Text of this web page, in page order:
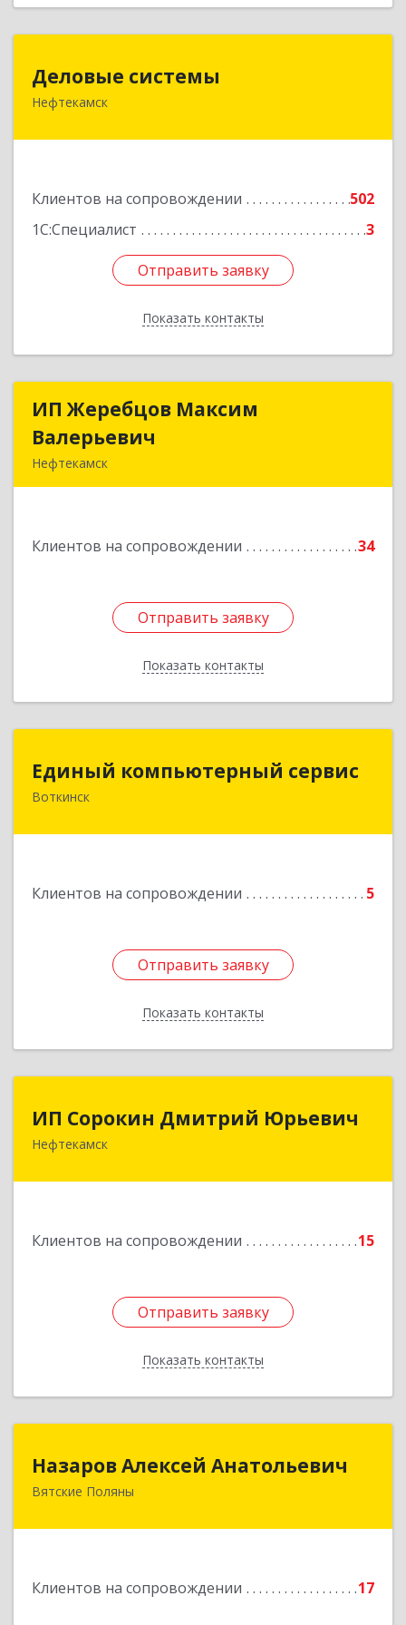
Деловые системы
Нефтекамск
Клиентов на сопровождении
502
1С:Специалист
3
Отправить заявку
Показать контакты
452689, Башкортостан Респ, Нефтекамск г,
Отправить заявку
Назад
ИП Жеребцов Максим
Валерьевич
Нефтекамск
Клиентов на сопровождении 34
Отправить заявку
Показать контакты
ИП Жеребцов Максим
Подробнее
Отправить заявку
Назад
Единый компьютерный сервис
Воткинск
Клиентов на сопровождении 5
Отправить заявку
Показать контакты
Единый компьютерный сервис
Отправить заявку
Назад
ИП Сорокин Дмитрий Юрьевич
Нефтекамск
Клиентов на сопровождении 15
Отправить заявку
Показать контакты
ИП Сорокин Дмитрий Юрьевич
452684, Башкортостан Респ, Нефтекамск г,
Отправить заявку
Назад
Назаров Алексей Анатольевич
Вятские Поляны
Клиентов на сопровождении 17
Назаров Алексей Анатольевич
612964,Кировская обл,город Вятские Поляны